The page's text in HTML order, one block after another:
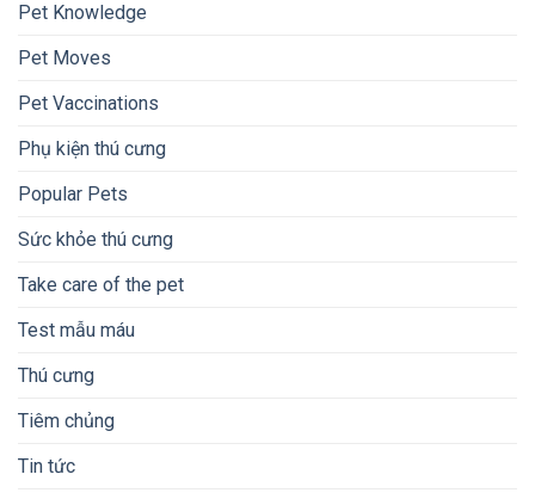
Pet Knowledge
Pet Moves
Pet Vaccinations
Phụ kiện thú cưng
Popular Pets
Sức khỏe thú cưng
Take care of the pet
Test mẫu máu
Thú cưng
Tiêm chủng
Tin tức